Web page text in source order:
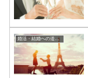
婚活・結婚への道のり